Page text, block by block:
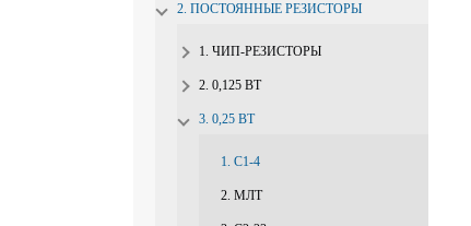
2. ПОСТОЯННЫЕ РЕЗИСТОРЫ
1. ЧИП-РЕЗИСТОРЫ
2. 0,125 ВТ
3. 0,25 ВТ
1. С1-4
2. МЛТ